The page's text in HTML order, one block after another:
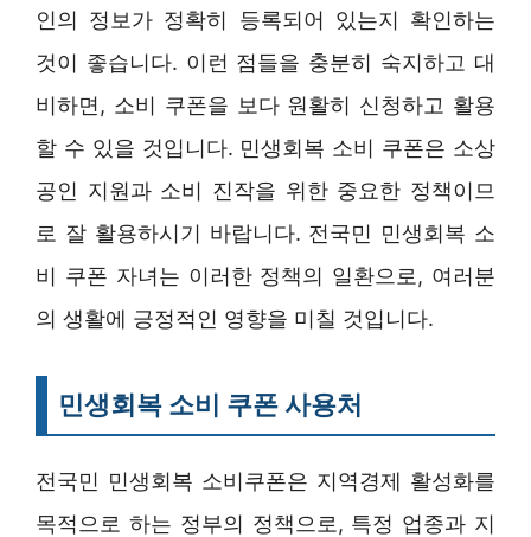
인의 정보가 정확히 등록되어 있는지 확인하는
것이 좋습니다. 이런 점들을 충분히 숙지하고 대
비하면, 소비 쿠폰을 보다 원활히 신청하고 활용
할 수 있을 것입니다. 민생회복 소비 쿠폰은 소상
공인 지원과 소비 진작을 위한 중요한 정책이므
로 잘 활용하시기 바랍니다. 전국민 민생회복 소
비 쿠폰 자녀는 이러한 정책의 일환으로, 여러분
의 생활에 긍정적인 영향을 미칠 것입니다.
민생회복 소비 쿠폰 사용처
전국민 민생회복 소비쿠폰은 지역경제 활성화를
목적으로 하는 정부의 정책으로, 특정 업종과 지